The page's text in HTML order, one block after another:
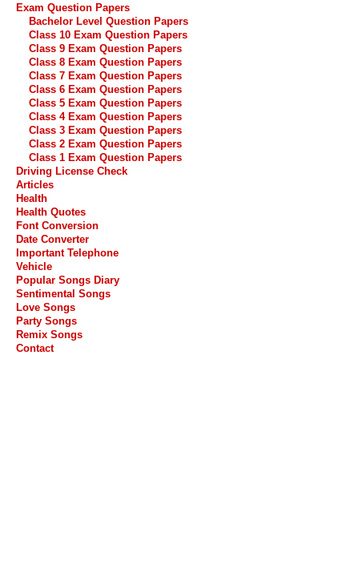
Exam Question Papers
Bachelor Level Question Papers
Class 10 Exam Question Papers
Class 9 Exam Question Papers
Class 8 Exam Question Papers
Class 7 Exam Question Papers
Class 6 Exam Question Papers
Class 5 Exam Question Papers
Class 4 Exam Question Papers
Class 3 Exam Question Papers
Class 2 Exam Question Papers
Class 1 Exam Question Papers
Driving License Check
Articles
Health
Health Quotes
Font Conversion
Date Converter
Important Telephone
Vehicle
Popular Songs Diary
Sentimental Songs
Love Songs
Party Songs
Remix Songs
Contact